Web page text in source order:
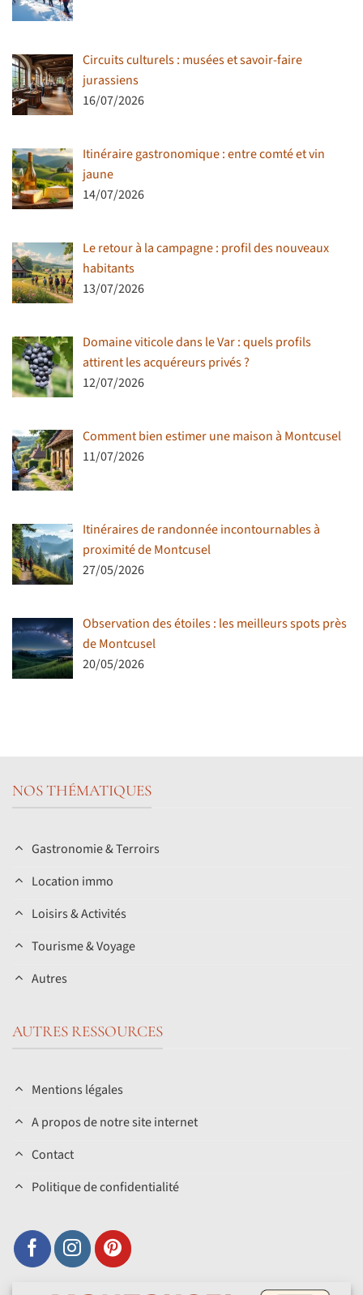
Circuits culturels : musées et savoir-faire
jurassiens
16/07/2026
Itinéraire gastronomique : entre comté et vin
jaune
14/07/2026
Le retour à la campagne : profil des nouveaux
habitants
13/07/2026
Domaine viticole dans le Var : quels profils
attirent les acquéreurs privés ?
12/07/2026
Comment bien estimer une maison à Montcusel
11/07/2026
Itinéraires de randonnée incontournables à
proximité de Montcusel
27/05/2026
Observation des étoiles : les meilleurs spots près
de Montcusel
20/05/2026
NOS THÉMATIQUES
Gastronomie & Terroirs
Location immo
Loisirs & Activités
Tourisme & Voyage
Autres
AUTRES RESSOURCES
Mentions légales
A propos de notre site internet
Contact
Politique de confidentialité